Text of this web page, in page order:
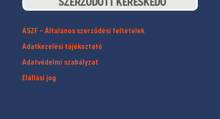
ÁSZF – Általános szerződési feltételek
Adatkezelési tájékoztató
Adatvédelmi szabályzat
Elállási jog